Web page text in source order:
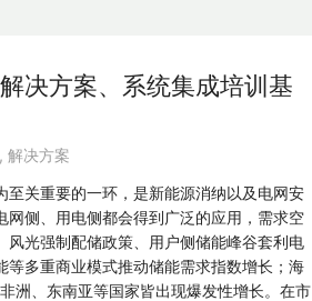
决方案、系统集成培训基
, 解决方案
至关重要的一环，是新能源消纳以及电网安
网侧、用电侧都会得到广泛的应用，需求空
风光强制配储政策、用户侧储能峰谷套利电
等多重商业模式推动储能需求指数增长；海
洲、东南亚等国家皆出现爆发性增长。在市